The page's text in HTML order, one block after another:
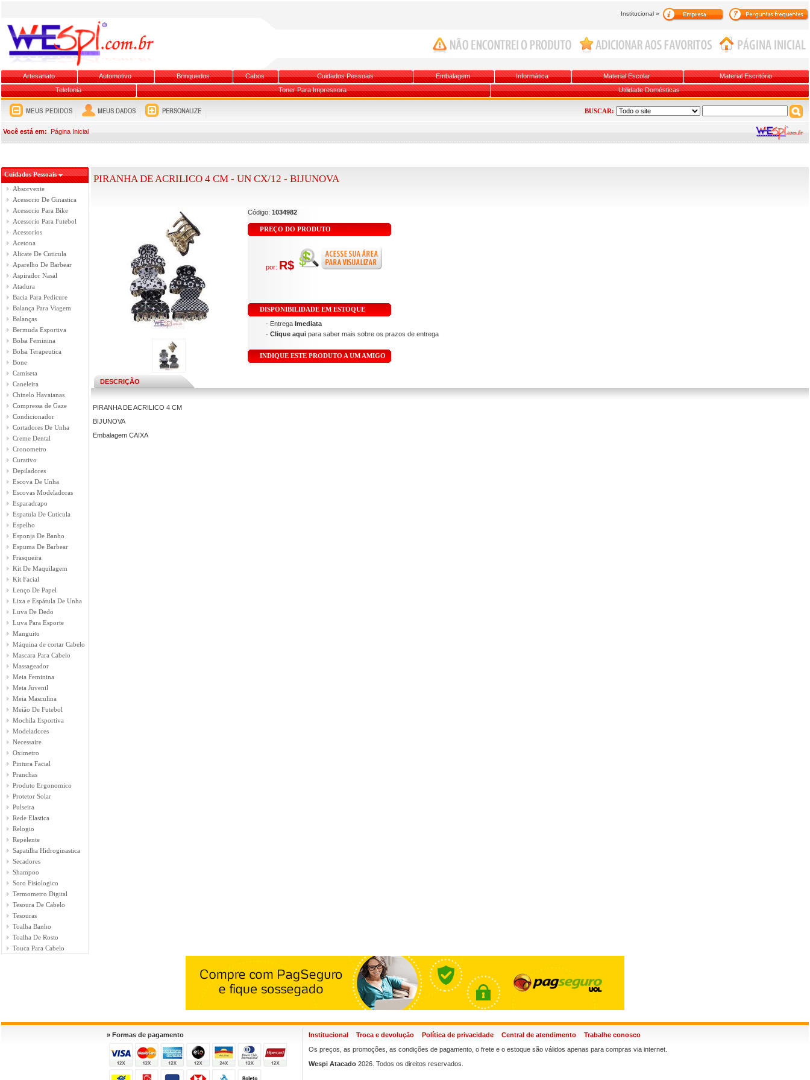
Institucional »
Artesanato Automotivo Brinquedos Cabos Cuidados Pessoais Embalagem Informática Material Escolar
Material Escritório
Telefonia
Toner Para Impressora Utilidade Domésticas
BUSCAR:
Você está em: Página Inicial
Cuidados Pessoais
Absorvente
Acessorio De Ginastica
Acessorio Para Bike
Acessorio Para Futebol
Acessorios
Acetona
Alicate De Cuticula
Aparelho De Barbear
Aspirador Nasal
Atadura
Bacia Para Pedicure
Balança Para Viagem
Balanças
Bermuda Esportiva
Bolsa Feminina
Bolsa Terapeutica
Bone
Camiseta
Caneleira
Chinelo Havaianas
Compressa de Gaze
Condicionador
Cortadores De Unha
Creme Dental
Cronometro
Curativo
Depiladores
Escova De Unha
Escovas Modeladoras
Esparadrapo
Espatula De Cuticula
Espelho
Esponja De Banho
Espuma De Barbear
Frasqueira
Kit De Maquilagem
Kit Facial
Lenço De Papel
Lixa e Espátula De Unha
Luva De Dedo
Luva Para Esporte
Manguito
Máquina de cortar Cabelo
Mascara Para Cabelo
Massageador
Meia Feminina
Meia Juvenil
Meia Masculina
Meião De Futebol
Mochila Esportiva
Modeladores
Necessaire
Oximetro
Pintura Facial
Pranchas
Produto Ergonomico
Protetor Solar
Pulseira
Rede Elastica
Relogio
Repelente
Sapatilha Hidroginastica
Secadores
Shampoo
Soro Fisiologico
Termometro Digital
Tesoura De Cabelo
Tesouras
Toalha Banho
Toalha De Rosto
Touca Para Cabelo
PIRANHA DE ACRILICO 4 CM - UN CX/12 - BIJUNOVA
Código: 1034982
PREÇO DO PRODUTO
por: R$
DISPONIBILIDADE EM ESTOQUE
- Entrega Imediata
- Clique aqui para saber mais sobre os prazos de entrega
INDIQUE ESTE PRODUTO A UM AMIGO
DESCRIÇÃO
PIRANHA DE ACRILICO 4 CM
BIJUNOVA
Embalagem CAIXA
» Formas de pagamento Institucional Troca e devolução Política de privacidade Central de atendimento
Trabalhe conosco
Os preços, as promoções, as condições de pagamento, o frete e o estoque são válidos apenas para compras via internet.
Wespi Atacado 2026. Todos os direitos reservados.